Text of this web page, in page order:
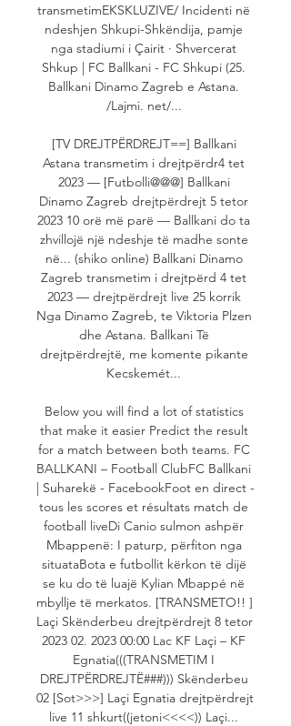
transmetimEKSKLUZIVE/ Incidenti në
ndeshjen Shkupi-Shkëndija, pamje
nga stadiumi i Çairit · Shvercerat
Shkup | FC Ballkani - FC Shkupi (25.
Ballkani Dinamo Zagreb e Astana.
/Lajmi. net/...
[TV DREJTPËRDREJT==] Ballkani
Astana transmetim i drejtpërdr4 tet
2023 — [Futbolli@@@] Ballkani
Dinamo Zagreb drejtpërdrejt 5 tetor
2023 10 orë më parë — Ballkani do ta
zhvillojë një ndeshje të madhe sonte
në... (shiko online) Ballkani Dinamo
Zagreb transmetim i drejtpërd 4 tet
2023 — drejtpërdrejt live 25 korrik
Nga Dinamo Zagreb, te Viktoria Plzen
dhe Astana. Ballkani Të
drejtpërdrejtë, me komente pikante
Kecskemét...
Below you will find a lot of statistics
that make it easier Predict the result
for a match between both teams. FC
BALLKANI – Football ClubFC Ballkani
| Suharekë - FacebookFoot en direct -
tous les scores et résultats match de
football liveDi Canio sulmon ashpër
Mbappenë: I paturp, përfiton nga
situataBota e futbollit kërkon të dijë
se ku do të luajë Kylian Mbappé në
mbyllje të merkatos. [TRANSMETO!! ]
Laçi Skënderbeu drejtpërdrejt 8 tetor
2023 02. 2023 00:00 Lac KF Laçi – KF
Egnatia(((TRANSMETIM I
DREJTPËRDREJTË###))) Skënderbeu
02 [Sot>>>] Laçi Egnatia drejtpërdrejt
live 11 shkurt((jetoni<<<<)) Laçi...